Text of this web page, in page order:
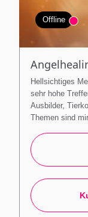
Offline
Hellsichtiges
sehr hohe
Ausbilder,
Themen sind